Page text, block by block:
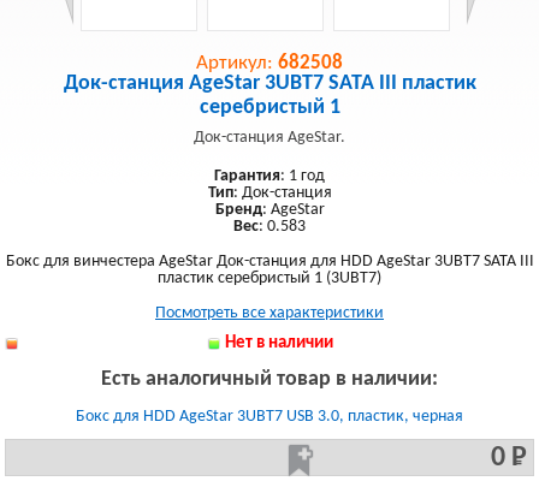
Артикул: 682508
Док-станция AgeStar 3UBT7 SATA III пластик
серебристый 1
Док-станция AgeStar.
Гарантия: 1 год
Тип: Док-станция
Бренд: AgeStar
Вес: 0.583
Бокс для винчестера AgeStar Док-станция для HDD AgeStar 3UBT7 SATA III
пластик серебристый 1 (3UBT7)
Посмотреть все характеристики
Нет в наличии
Есть аналогичный товар в наличии:
Бокс для HDD AgeStar 3UBT7 USB 3.0, пластик, черная
0 Р